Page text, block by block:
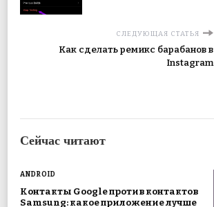
СЛЕДУЮЩАЯ СТАТЬЯ
Как сделать ремикс барабанов в
Instagram
Сейчас читают
ANDROID
Контакты Google против контактов
Samsung: какое приложение лучше